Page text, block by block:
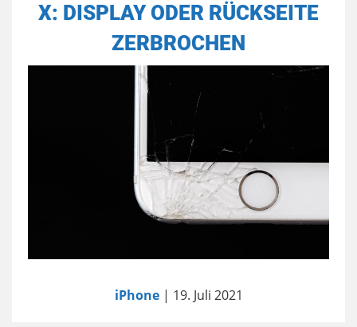
X: DISPLAY ODER RÜCKSEITE
ZERBROCHEN
iPhone| 19. Juli 2021